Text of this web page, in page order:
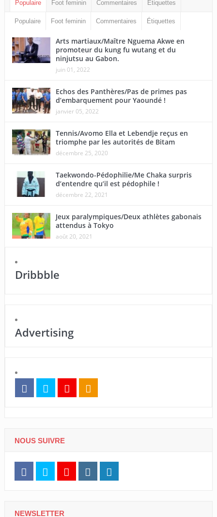
Populaire Foot feminin Commentaires Étiquettes
Populaire Foot feminin Commentaires Étiquettes
Arts martiaux/Maître Nguema Akwe en
promoteur du kung fu wutang et du
ninjutsu au Gabon.
juin 01, 2022
Echos des Panthères/Pas de primes pas
d’embarquement pour Yaoundé !
janvier 05, 2022
Tennis/Avomo Ella et Lebendje reçus en
triomphe par les autorités de Bitam
décembre 25, 2020
Taekwondo-Pédophilie/Me Chaka surpris
d’entendre qu’il est pédophile !
décembre 22, 2021
Jeux paralympiques/Deux athlètes gabonais
attendus à Tokyo
août 20, 2021
Dribbble
Advertising
NOUS SUIVRE
NEWSLETTER